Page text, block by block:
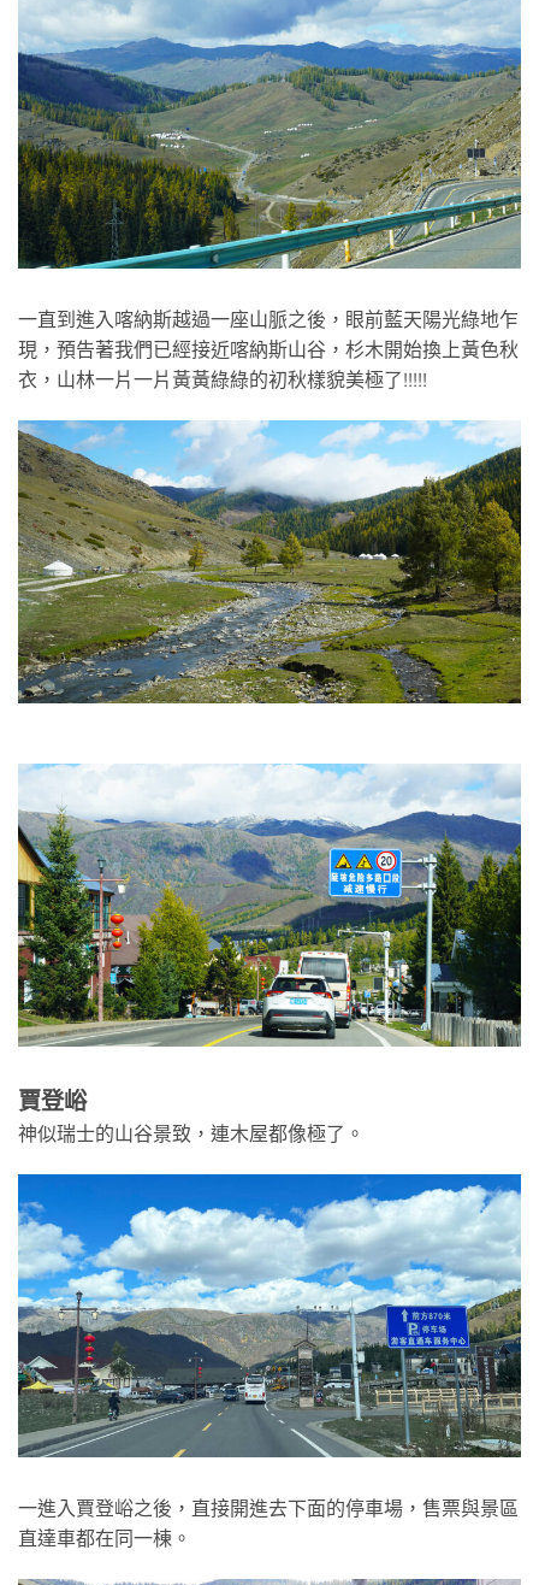
一直到進入喀納斯越過一座山脈之後，眼前藍天陽光綠地乍
現，預告著我們已經接近喀納斯山谷，杉木開始換上黃色秋
衣，山林一片一片黃黃綠綠的初秋樣貌美極了!!!!!
賈登峪
神似瑞士的山谷景致，連木屋都像極了。
一進入賈登峪之後，直接開進去下面的停車場，售票與景區
直達車都在同一棟。